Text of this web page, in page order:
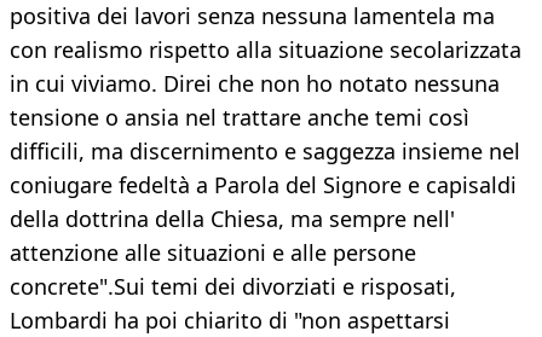
positiva dei lavori senza nessuna lamentela ma
con realismo rispetto alla situazione secolarizzata
in cui viviamo. Direi che non ho notato nessuna
tensione o ansia nel trattare anche temi così
difficili, ma discernimento e saggezza insieme nel
coniugare fedeltà a Parola del Signore e capisaldi
della dottrina della Chiesa, ma sempre nell'
attenzione alle situazioni e alle persone
concrete".Sui temi dei divorziati e risposati,
Lombardi ha poi chiarito di "non aspettarsi